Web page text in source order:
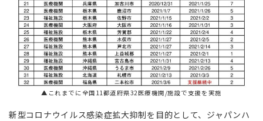
▲これまでに全国11都道府県32医療機関/施設で支援を実施
新型コロナウイルス感染症拡大抑制を目的として、ジャパンハ